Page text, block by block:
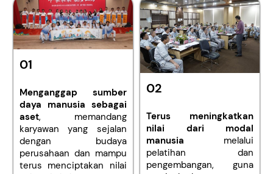
01
Menganggap sumber
daya manusia sebagai
aset, memandang
karyawan yang sejalan
dengan budaya
perusahaan dan mampu
terus menciptakan nilai
02
Terus meningkatkan
nilai dari modal
manusia melalui
pelatihan dan
pengembangan, guna